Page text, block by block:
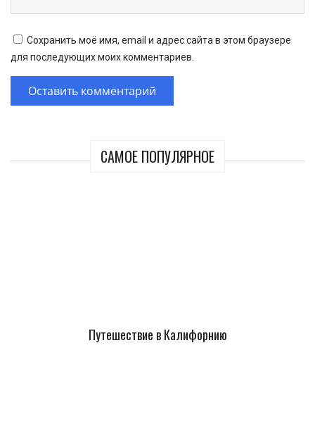
САМОЕ ПОПУЛЯРНОЕ
Путешествие в Калифорнию
Сохранить моё имя, email и адрес сайта в этом браузере
для последующих моих комментариев.